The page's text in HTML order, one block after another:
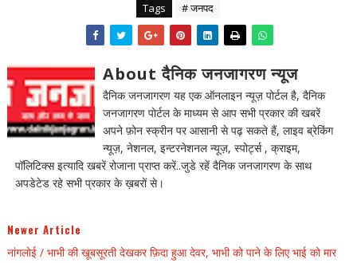
Tags # जनपद
About दैनिक जनजागरण न्यूज
दैनिक जनजागरण यह एक ऑनलाइन न्यूज़ पोर्टल है, दैनिक
जनजागरण पोर्टल के माध्यम से आप सभी प्रकार की खबरें
अपने फ़ोन स्क्रीन पर आसानी से पढ़ सकते हैं, लाइव ब्रेकिंग
न्यूज़, नेशनल, इन्टरनेशनल न्यूज़, स्पोर्ट्स , क्राइम,
पॉलिटिक्स इत्यादि खबरें रोजाना प्राप्त करें..जुडे रहें दैनिक जनजागरण के साथ
अपडेटेड रहे सभी प्रकार के ख़बरों से।
Newer Article
नांगलोई / भाभी की खूबसूरती देखकर फ़िदा हुआ देवर, भाभी को पाने के लिए भाई को मार